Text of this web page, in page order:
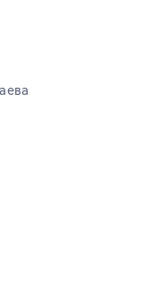
основе 0 оценок
на основе 0 оценок